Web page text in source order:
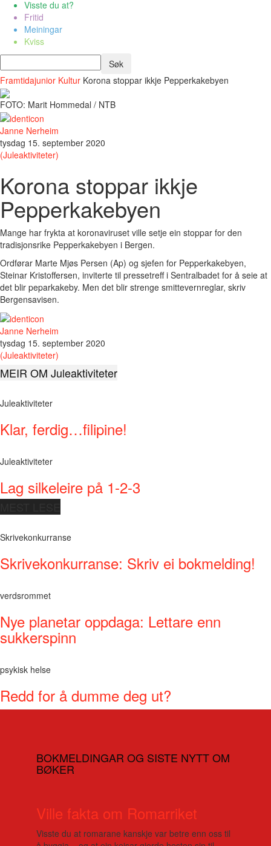
Visste du at?
Fritid
Meiningar
Kviss
Framtidajunior Kultur Korona stoppar ikkje Pepperkakebyen
FOTO: Marit Hommedal / NTB
Janne Nerheim
tysdag 15. september 2020
(Juleaktiviteter)
Korona stoppar ikkje
Pepperkakebyen
Mange har frykta at koronaviruset ville setje ein stoppar for den
tradisjonsrike Pepperkakebyen i Bergen.
Ordførar Marte Mjøs Persen (Ap) og sjefen for Pepperkakebyen,
Steinar Kristoffersen, inviterte til pressetreff i Sentralbadet for å seie at
det blir peparkakeby. Men det blir strenge smittevernreglar, skriv
Bergensavisen.
Janne Nerheim
tysdag 15. september 2020
(Juleaktiviteter)
MEIR OM Juleaktiviteter
Juleaktiviteter
Klar, ferdig…filipine!
Juleaktiviteter
Lag silkeleire på 1-2-3
Skrivekonkurranse
Skrivekonkurranse: Skriv ei bokmelding!
verdsrommet
Nye planetar oppdaga: Lettare enn
sukkerspinn
psykisk helse
Redd for å dumme deg ut?
BOKMELDINGAR OG SISTE NYTT OM
BØKER
Ville fakta om Romarriket
Visste du at romarane kanskje var betre enn oss til